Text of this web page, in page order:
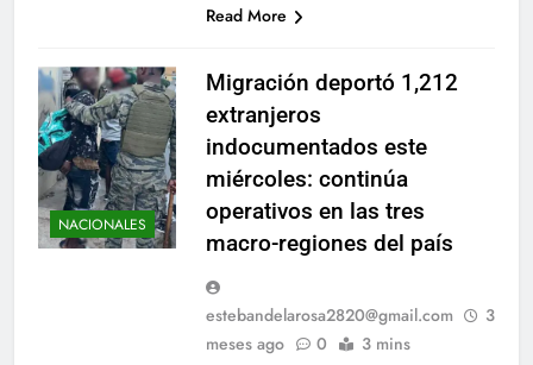
Read More
NACIONALES
Migración deportó 1,212
extranjeros
indocumentados este
miércoles: continúa
operativos en las tres
macro-regiones del país
estebandelarosa2820@gmail.com
3
meses ago
0 3 mins